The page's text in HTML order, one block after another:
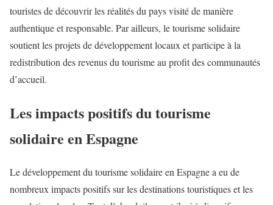
touristes de découvrir les réalités du pays visité de manière
authentique et responsable. Par ailleurs, le tourisme solidaire
soutient les projets de développement locaux et participe à la
redistribution des revenus du tourisme au profit des communautés
d’accueil.
Les impacts positifs du tourisme
solidaire en Espagne
Le développement du tourisme solidaire en Espagne a eu de
nombreux impacts positifs sur les destinations touristiques et les